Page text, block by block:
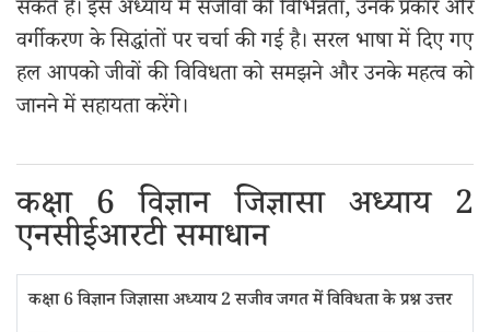
सकते हैं। इस अध्याय में सजीवों की विभिन्नता, उनके प्रकार और
वर्गीकरण के सिद्धांतों पर चर्चा की गई है। सरल भाषा में दिए गए
हल आपको जीवों की विविधता को समझने और उनके महत्व को
जानने में सहायता करेंगे।
कक्षा 6 विज्ञान जिज्ञासा अध्‍याय 2
एनसीईआरटी समाधान
कक्षा 6 विज्ञान जिज्ञासा अध्‍याय 2 सजीव जगत में विविधता के प्रश्न उत्तर